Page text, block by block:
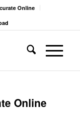
Online
Online